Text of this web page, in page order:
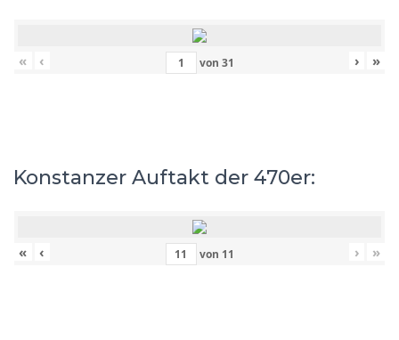
« ‹ von 31 › »
Konstanzer Auftakt der 470er:
« ‹ von 11 › »